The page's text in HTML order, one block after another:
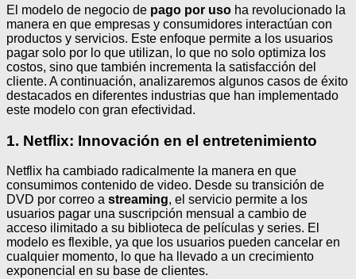
El modelo de negocio de pago por uso ha revolucionado la
manera en que empresas y consumidores interactúan con
productos y servicios. Este enfoque permite a los usuarios
pagar solo por lo que utilizan, lo que no solo optimiza los
costos, sino que también incrementa la satisfacción del
cliente. A continuación, analizaremos algunos casos de éxito
destacados en diferentes industrias que han implementado
este modelo con gran efectividad.
1. Netflix: Innovación en el entretenimiento
Netflix ha cambiado radicalmente la manera en que
consumimos contenido de video. Desde su transición de
DVD por correo a streaming, el servicio permite a los
usuarios pagar una suscripción mensual a cambio de
acceso ilimitado a su biblioteca de películas y series. El
modelo es flexible, ya que los usuarios pueden cancelar en
cualquier momento, lo que ha llevado a un crecimiento
exponencial en su base de clientes.